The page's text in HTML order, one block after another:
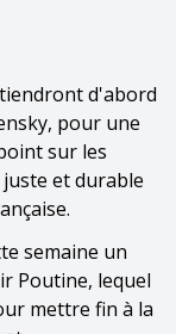
d'abord
pour une
sur les
et durable
semaine un
Poutine, lequel
mettre fin à la